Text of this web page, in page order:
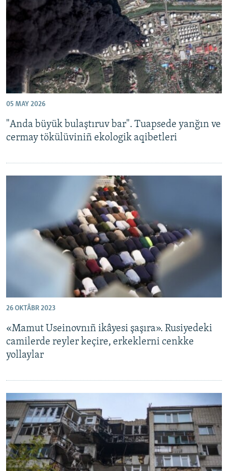
Русский
Українською
05 MAY 2026
"Anda büyük bulaştıruv bar". Tuapsede yanğın ve
cermay tökülüviniñ ekologik aqibetleri
26 OKTÂBR 2023
«Mamut Useinovnıñ ikâyesi şaşıra». Rusiyedeki
camilerde reyler keçire, erkeklerni cenkke
yollaylar